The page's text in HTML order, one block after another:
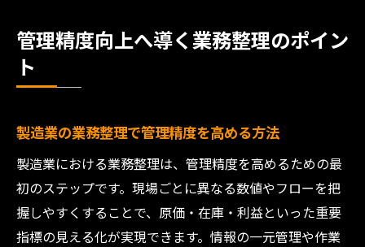
管理精度向上へ導く業務整理のポイン
ト
製造業の業務整理で管理精度を高める方法
製造業における業務整理は、管理精度を高めるための最
初のステップです。現場ごとに異なる数値やフローを把
握しやすくすることで、原価・在庫・利益といった重要
指標の見える化が実現できます。情報の一元管理や作業